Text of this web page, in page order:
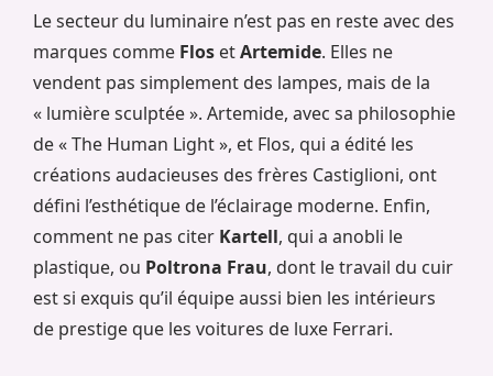
Le secteur du luminaire n’est pas en reste avec des
marques comme Flos etArtemide. Elles ne
vendent pas simplement des lampes, mais de la
« lumière sculptée ». Artemide, avec sa philosophie
de « The Human Light », et Flos, qui a édité les
créations audacieuses des frères Castiglioni, ont
défini l’esthétique de l’éclairage moderne. Enfin,
comment ne pas citer Kartell, qui a anobli le
plastique, ou Poltrona Frau, dont le travail du cuir
est si exquis qu’il équipe aussi bien les intérieurs
de prestige que les voitures de luxe Ferrari.